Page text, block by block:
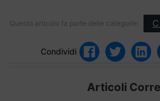
Questo articolo fa parte delle categorie:
Condividi
Articoli